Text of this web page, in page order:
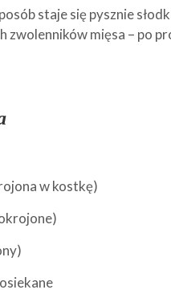
staje się pysznie
zwolenników mięsa – po
w kostkę)